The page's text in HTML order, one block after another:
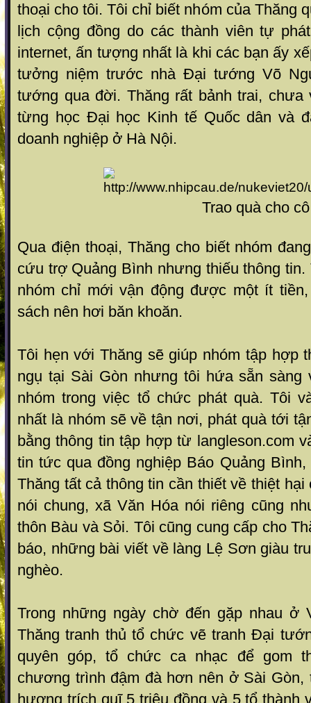
thoại cho tôi. Tôi chỉ biết nhóm của Thăng
lịch cộng đồng do các thành viên tự
internet, ấn tượng nhất là khi các bạn ấy
tưởng niệm trước nhà Đại tướng Võ
tướng qua đời. Thăng rất bảnh trai, chưa
từng học Đại học Kinh tế Quốc dân và
doanh nghiệp ở Hà Nội.
Trao quà cho cô
Qua điện thoại, Thăng cho biết nhóm
cứu trợ Quảng Bình nhưng thiếu thông tin.
nhóm chỉ mới vận động được một ít
sách nên hơi băn khoăn.
Tôi hẹn với Thăng sẽ giúp nhóm tập hợp
ngụ tại Sài Gòn nhưng tôi hứa sẵn sàng
nhóm trong việc tổ chức phát quà. Tôi
nhất là nhóm sẽ về tận nơi, phát quà tới
bằng thông tin tập hợp từ langleson.com
tin tức qua đồng nghiệp Báo Quảng
Thăng tất cả thông tin cần thiết về thiệt
nói chung, xã Văn Hóa nói riêng cũng
thôn Bàu và Sỏi. Tôi cũng cung cấp cho
báo, những bài viết về làng Lệ Sơn giàu
nghèo.
Trong những ngày chờ đến gặp nhau ở
Thăng tranh thủ tổ chức vẽ tranh Đại
quyên góp, tổ chức ca nhạc để gom
chương trình đậm đà hơn nên ở Sài Gòn,
hương trích quĩ 5 triệu đồng và 5 tổ thành